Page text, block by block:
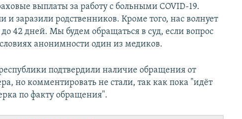
выплаты за работу с больными COVID-19.
и заразили родственников. Кроме того, нас волнует
42 дней. Мы будем обращаться в суд, если вопрос
анонимности один из медиков.
подтвердили наличие обращения от
но комментировать не стали, так как пока "идёт
по факту обращения".